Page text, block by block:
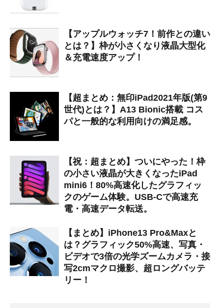
【アップルウォッチ7！前作との違い
とは？】枠が小さくなり液晶大型化
＆充電速度アップ！
【超まとめ：無印iPad2021年版(第9
世代)とは？】A13 Bionic搭載 コス
パと一般的な利用向けの満足感。
【祝：超まとめ】ついにやった！枠
の小さい液晶が大きくなったiPad
mini6！80%高速化したグラフィッ
クのゲーム体験。USB-Cで高速充
電・高速データ転送。
【まとめ】iPhone13 Pro&Maxと
は？グラフィック50%高速、写真・
ビデオで3倍の光学ズームカメラ・接
写2cmマクロ撮影、超ロングバッテ
リー！